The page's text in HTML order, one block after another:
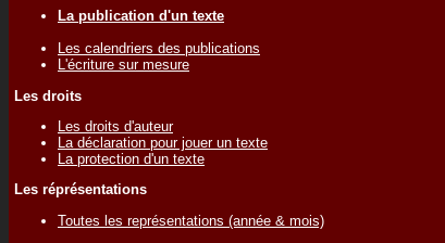
La publication d'un texte
Les calendriers des publications
L'écriture sur mesure
Les droits
Les droits d'auteur
La déclaration pour jouer un texte
La protection d'un texte
Les réprésentations
Toutes les représentations (année & mois)